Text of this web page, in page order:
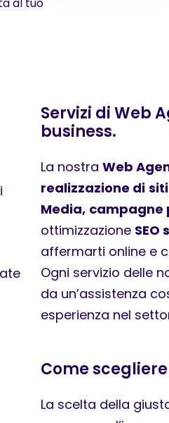
al tuo
Servizi di Web
business.
La nostra Web
realizzazione di
Media, campagne
ottimizzazione SEO
affermarti online e
Ogni servizio delle
da un’assistenza
esperienza nel
Come
La scelta della